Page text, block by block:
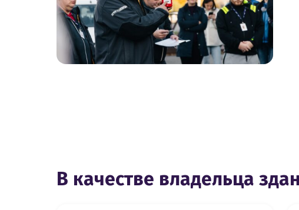
В качестве владельца